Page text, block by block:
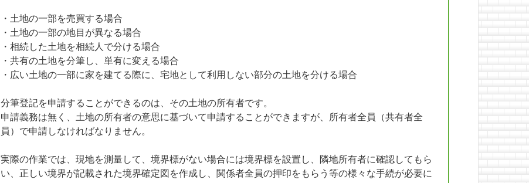
・土地の一部を売買する場合
・土地の一部の地目が異なる場合
・相続した土地を相続人で分ける場合
・共有の土地を分筆し、単有に変える場合
・広い土地の一部に家を建てる際に、宅地として利用しない部分の土地を分ける場合
分筆登記を申請することができるのは、その土地の所有者です。
申請義務は無く、土地の所有者の意思に基づいて申請することができますが、所有者全員（共有者全
員）で申請しなければなりません。
実際の作業では、現地を測量して、境界標がない場合には境界標を設置し、隣地所有者に確認してもら
い、正しい境界が記載された境界確定図を作成し、関係者全員の押印をもらう等の様々な手続が必要に